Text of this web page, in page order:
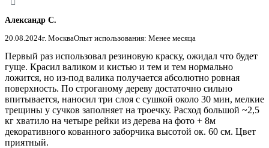
Александр С.
20.08.2024г. МоскваОпыт использования: Менее месяца
Первый раз использовал резиновую краску, ожидал что будет
гуще. Красил валиком и кистью и тем и тем нормально
ложится, но из-под валика получается абсолютно ровная
поверхность. По строганому дереву достаточно сильно
впитывается, наносил три слоя с сушкой около 30 мин, мелкие
трещины у сучков заполняет на троечку. Расход большой ~2,5
кг хватило на четыре рейки из дерева на фото + 8м
декоративного кованного заборчика высотой ок. 60 см. Цвет
приятный.